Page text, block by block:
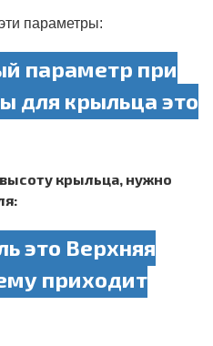
параметры:
параметр при
для крыльца это
крыльца, нужно
это Верхняя
приходит